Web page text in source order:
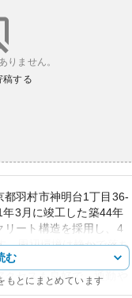
りません。
稿する
都羽村市神明台1丁目36-
3月に竣工した築44年
リート構造を採用し、4
。周辺環境は静かで落ち
性が高いエリアとなっ
セスも良好で、通勤や
む
もとにまとめています